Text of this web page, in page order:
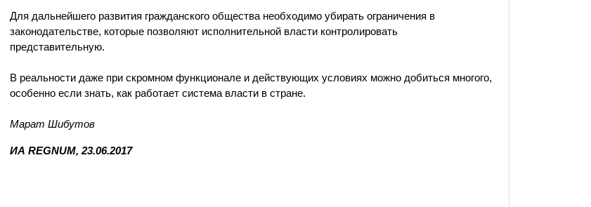
Для дальнейшего развития гражданского общества необходимо убирать ограничения в
законодательстве, которые позволяют исполнительной власти контролировать
представительную.
В реальности даже при скромном функционале и действующих условиях можно добиться многого,
особенно если знать, как работает система власти в стране.
Марат Шибутов
ИА REGNUM, 23.06.2017